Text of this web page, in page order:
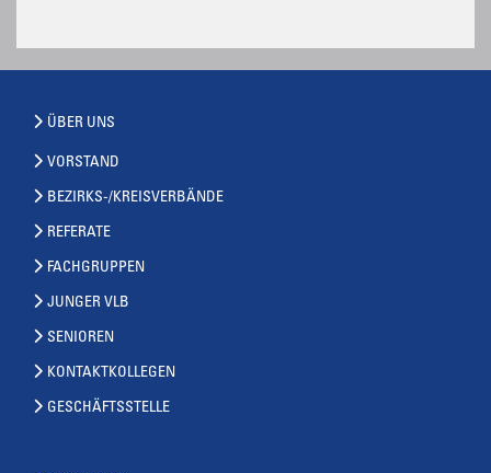
ÜBER UNS
VORSTAND
BEZIRKS-/KREISVERBÄNDE
REFERATE
FACHGRUPPEN
JUNGER VLB
SENIOREN
KONTAKTKOLLEGEN
GESCHÄFTSSTELLE